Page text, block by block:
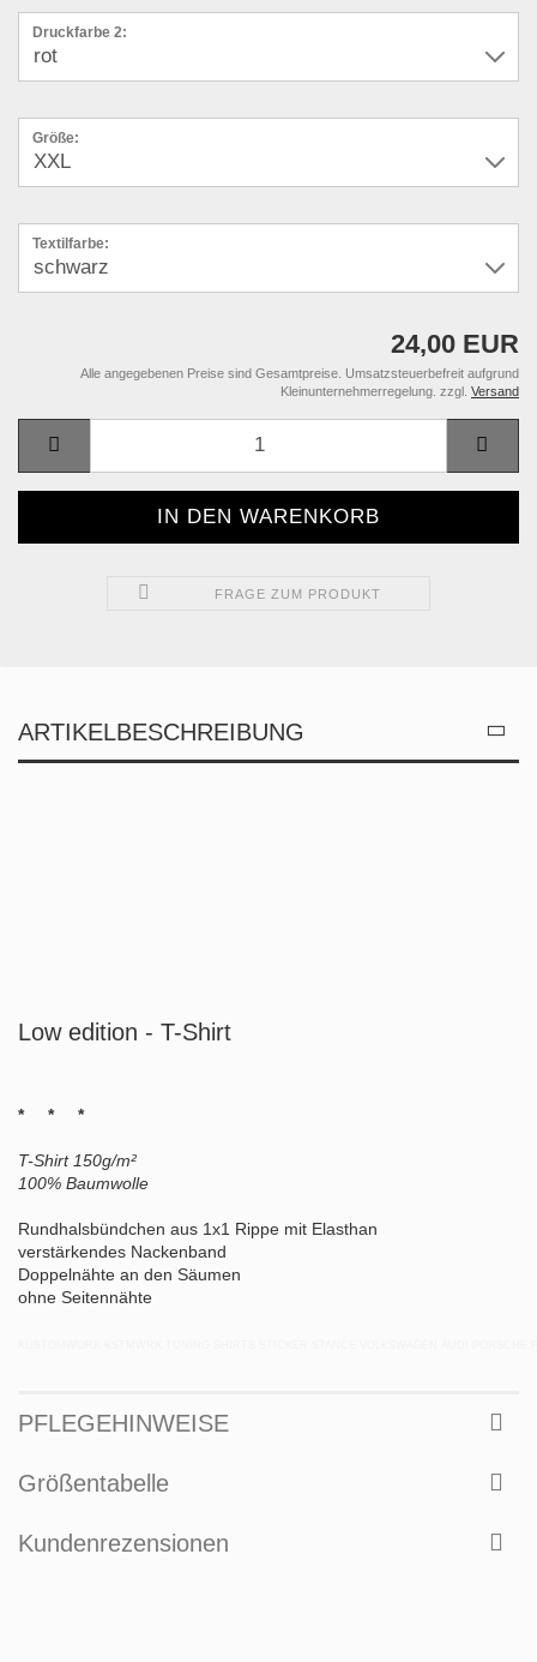
Druckfarbe 2:
Größe:
Textilfarbe:
24,00 EUR
Alle angegebenen Preise sind Gesamtpreise. Umsatzsteuerbefreit aufgrund
Kleinunternehmerregelung. zzgl. Versand
FRAGE ZUM PRODUKT
ARTIKELBESCHREIBUNG
Low edition - T-Shirt
* * *
T-Shirt 150g/m²
100% Baumwolle
Rundhalsbündchen aus 1x1 Rippe mit Elasthan
verstärkendes Nackenband
Doppelnähte an den Säumen
ohne Seitennähte
PFLEGEHINWEISE
Größentabelle
Kundenrezensionen